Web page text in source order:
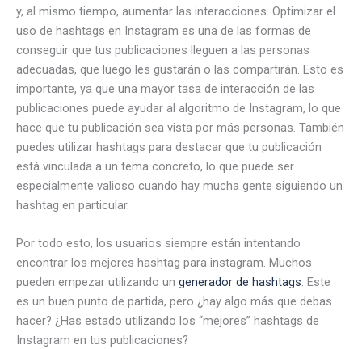
y, al mismo tiempo, aumentar las interacciones. Optimizar el
uso de hashtags en Instagram es una de las formas de
conseguir que tus publicaciones lleguen a las personas
adecuadas, que luego les gustarán o las compartirán. Esto es
importante, ya que una mayor tasa de interacción de las
publicaciones puede ayudar al algoritmo de Instagram, lo que
hace que tu publicación sea vista por más personas. También
puedes utilizar hashtags para destacar que tu publicación
está vinculada a un tema concreto, lo que puede ser
especialmente valioso cuando hay mucha gente siguiendo un
hashtag en particular.
Por todo esto, los usuarios siempre están intentando
encontrar los mejores hashtag para instagram. Muchos
pueden empezar utilizando un generador de hashtags. Este
es un buen punto de partida, pero ¿hay algo más que debas
hacer? ¿Has estado utilizando los “mejores” hashtags de
Instagram en tus publicaciones?